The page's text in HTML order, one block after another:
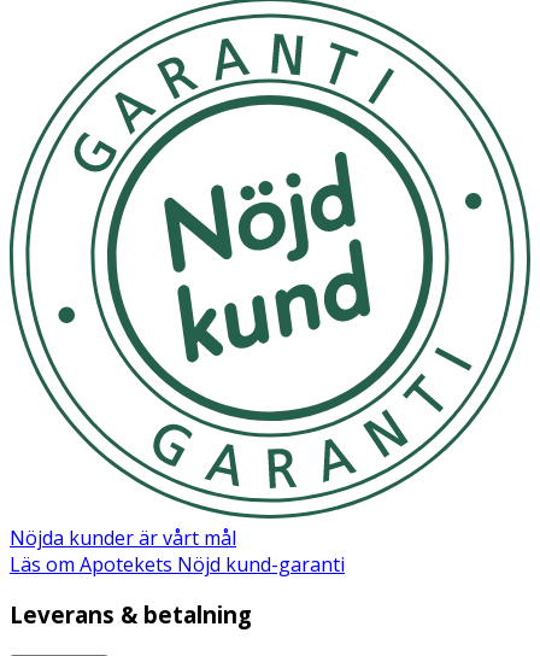
självständig och trygg under potträningen. Istället för att
behöva byta till blöja efter en olycka, kan barnet
fortsätta öva – och känna sig stolt över sina framsteg.
Storleksguide: S – upp till
Potträningsbyxan är sydd med ett fuktskyddande lager
samt ett absorberande lager under det mjuka yttre tyget
och passar både flickor och pojkar.
Yttertyg 80% bomull, 20% polyester. Inre lagret i grenen
består av PUL (polyuretanlaminat) med fyllning av
polyester. Ingen specifik förvaring krävs.
OK för gravida och ammande:
Nöjda kunder är vårt mål
Läs om Apotekets Nöjd kund-garanti
Leverans & betalning